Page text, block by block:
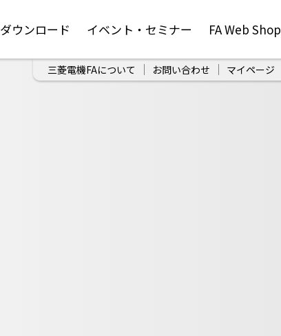
ダウンロード イベント・セミナー FA Web Shop
三菱電機FAについて お問い合わせ マイページ